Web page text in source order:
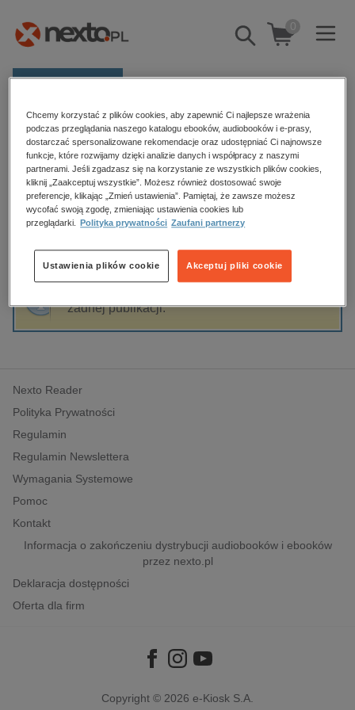
Pokaż/schowaj
wyszukiwarkę
0
Kategorie
Zobacz wszystkie E-prasa
budownictwo, aranżacja wnętrz
biznesowe, branżowe, gospodarka
dzienniki
edukacja
hobby, sport, rozrywka
komputery, internet, technologie, informatyka
polityka, społeczno-informacyjne
psychologiczne
inne
popularno-naukowe
historia
Strona główna Monika
Monika
Sortowanie Filtrowanie
żadnej publikacji.
Nexto Reader
Polityka Prywatności
Regulamin
Regulamin Newslettera
Wymagania Systemowe
Pomoc
Kontakt
Informacja o zakończeniu dystrybucji audiobooków i ebooków
przez nexto.pl
Deklaracja dostępności
Oferta dla firm
Copyright © 2026 e-Kiosk S.A.
Chcemy korzystać z plików cookies, aby zapewnić Ci najlepsze wrażenia
podczas przeglądania naszego katalogu ebooków, audiobooków i e-prasy,
dostarczać spersonalizowane rekomendacje oraz udostępniać Ci najnowsze
funkcje, które rozwijamy dzięki analizie danych i współpracy z naszymi
partnerami. Jeśli zgadzasz się na korzystanie ze wszystkich plików cookies,
kliknij „Zaakceptuj wszystkie”. Możesz również dostosować swoje
preferencje, klikając „Zmień ustawienia”. Pamiętaj, że zawsze możesz
wycofać swoją zgodę, zmieniając ustawienia cookies lub
przeglądarki.
Polityka prywatności Zaufani partnerzy
Akceptuj pliki cookie
Ustawienia plików cookie